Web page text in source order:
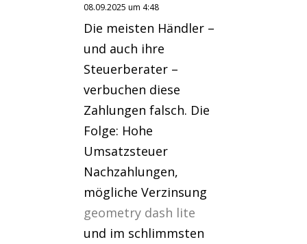
08.09.2025 um 4:48
Die meisten Händler –
und auch ihre
Steuerberater –
verbuchen diese
Zahlungen falsch. Die
Folge: Hohe
Umsatzsteuer
Nachzahlungen,
mögliche Verzinsung
geometry dash lite
und im schlimmsten